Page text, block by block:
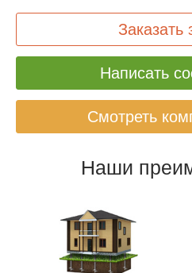
Заказать
Написать
Смотреть
Наши